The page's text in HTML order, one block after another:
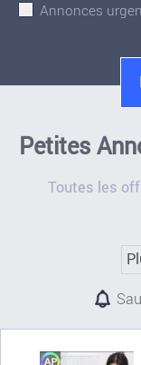
Annonces
Petites
Toutes les